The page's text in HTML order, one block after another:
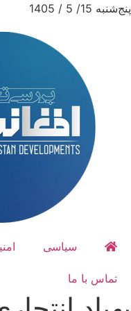
پنج‌شنبه 15/ 5 / 1405
سیاسی
تماس با ما